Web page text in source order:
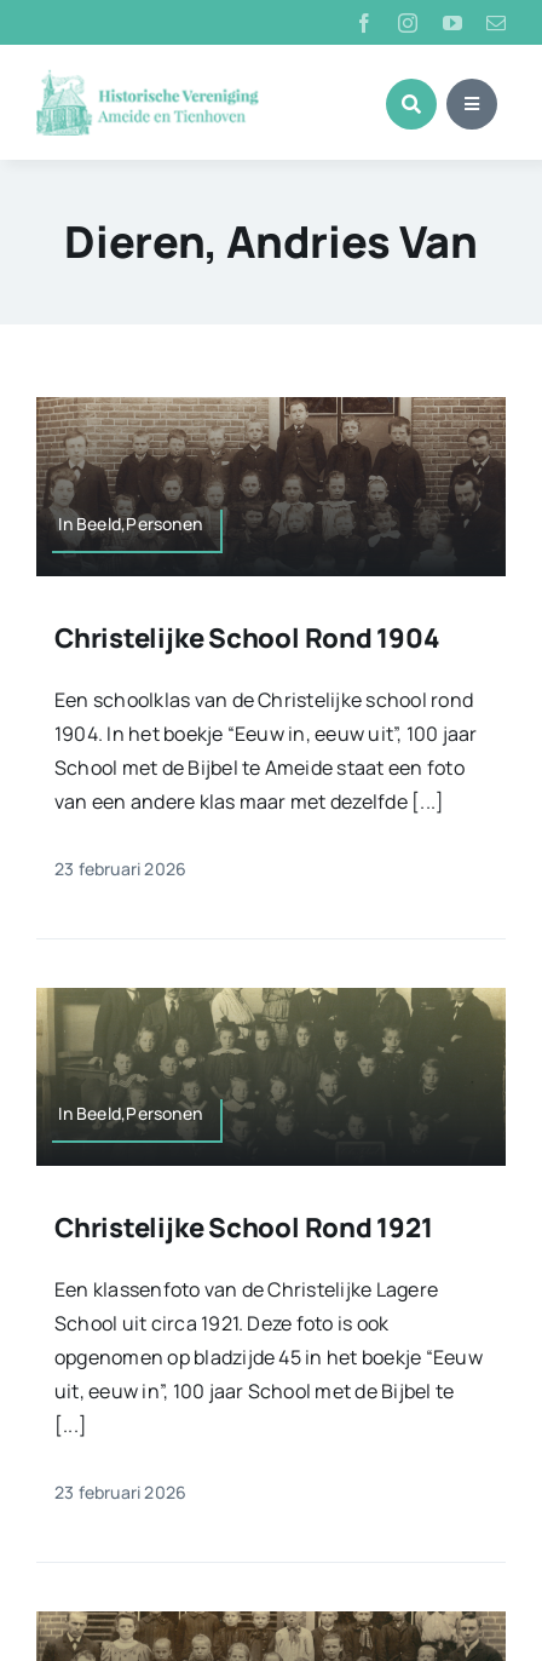
naar
inhoud
Dieren, Andries Van
In Beeld,Personen
Christelijke School Rond 1904
Een schoolklas van de Christelijke school rond
1904. In het boekje “Eeuw in, eeuw uit”, 100 jaar
School met de Bijbel te Ameide staat een foto
van een andere klas maar met dezelfde [...]
23 februari 2026
In Beeld,Personen
Christelijke School Rond 1921
Een klassenfoto van de Christelijke Lagere
School uit circa 1921. Deze foto is ook
opgenomen op bladzijde 45 in het boekje “Eeuw
uit, eeuw in”, 100 jaar School met de Bijbel te
[...]
23 februari 2026